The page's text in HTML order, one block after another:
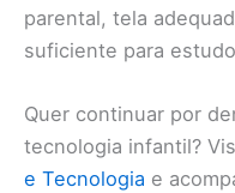
parental, tela
suficiente para
Quer continuar por
tecnologia infantil?
e Tecnologia e